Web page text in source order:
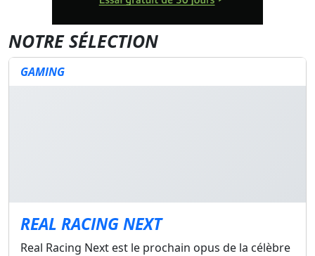
NOTRE SÉLECTION
GAMING
REAL RACING NEXT
Real Racing Next est le prochain opus de la célèbre